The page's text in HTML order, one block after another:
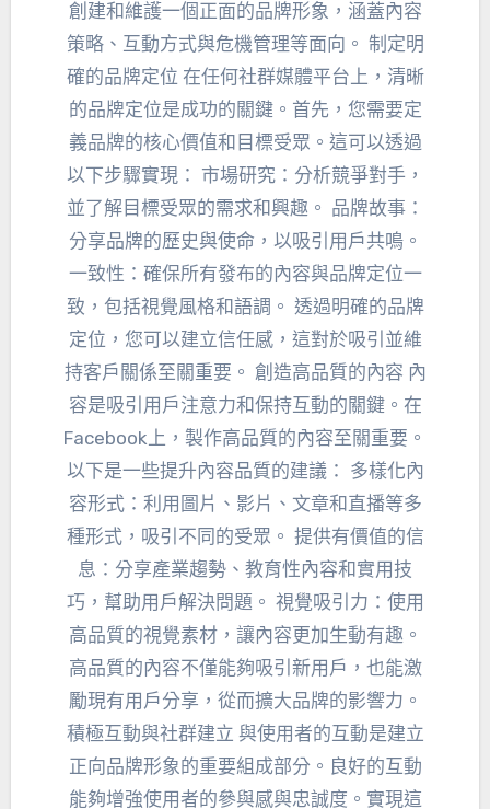
創建和維護一個正面的品牌形象，涵蓋內容
策略、互動方式與危機管理等面向。 制定明
確的品牌定位 在任何社群媒體平台上，清晰
的品牌定位是成功的關鍵。首先，您需要定
義品牌的核心價值和目標受眾。這可以透過
以下步驟實現： 市場研究：分析競爭對手，
並了解目標受眾的需求和興趣。 品牌故事：
分享品牌的歷史與使命，以吸引用戶共鳴。
一致性：確保所有發布的內容與品牌定位一
致，包括視覺風格和語調。 透過明確的品牌
定位，您可以建立信任感，這對於吸引並維
持客戶關係至關重要。 創造高品質的內容 內
容是吸引用戶注意力和保持互動的關鍵。在
Facebook上，製作高品質的內容至關重要。
以下是一些提升內容品質的建議： 多樣化內
容形式：利用圖片、影片、文章和直播等多
種形式，吸引不同的受眾。 提供有價值的信
息：分享產業趨勢、教育性內容和實用技
巧，幫助用戶解決問題。 視覺吸引力：使用
高品質的視覺素材，讓內容更加生動有趣。
高品質的內容不僅能夠吸引新用戶，也能激
勵現有用戶分享，從而擴大品牌的影響力。
積極互動與社群建立 與使用者的互動是建立
正向品牌形象的重要組成部分。良好的互動
能夠增強使用者的參與感與忠誠度。實現這